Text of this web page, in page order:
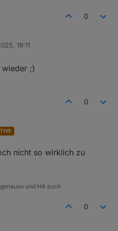
0
19:11
;)
0
nicht so wirklich zu
und HA auch
0